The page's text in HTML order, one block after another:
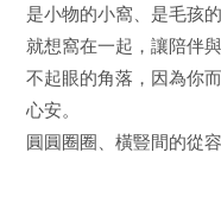
是小物的小窩、是毛孩
就想窩在一起，讓陪伴
不起眼的角落，因為你
心安。
圓圓圈圈、橫豎間的從